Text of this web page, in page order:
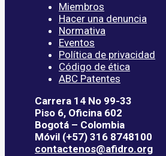
Miembros
Hacer una denuncia
Normativa
Eventos
Política de privacidad
Código de ética
ABC Patentes
Carrera 14 No 99-33
Piso 6, Oficina 602
Bogotá – Colombia
Móvil (+57) 316 8748100
contactenos@afidro.org